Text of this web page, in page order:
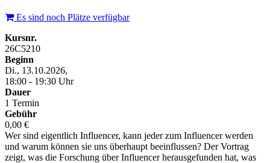
Es sind noch Plätze verfügbar
Kursnr.
26C5210
Beginn
Di., 13.10.2026,
18:00 - 19:30 Uhr
Dauer
1 Termin
Gebühr
0,00 €
Wer sind eigentlich Influencer, kann jeder zum Influencer werden
und warum können sie uns überhaupt beeinflussen? Der Vortrag
zeigt, was die Forschung über Influencer herausgefunden hat, was